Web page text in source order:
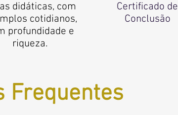
Certificado de
Conclusão
didáticas, com
cotidianos,
profundidade e
riqueza.
Frequentes